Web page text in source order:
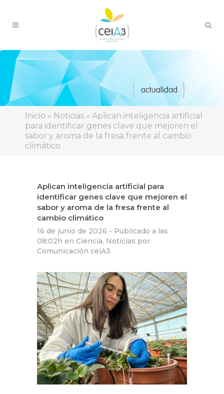
Inicio » Noticias » Aplican inteligencia artificial
para identificar genes clave que mejoren el
sabor y aroma de la fresa frente al cambio
climático
Aplican inteligencia artificial para
identificar genes clave que mejoren el
sabor y aroma de la fresa frente al
cambio climático
16 de junio de 2026 - Publicado a las
08:02h en Ciencia, Noticias por
Comunicación ceiA3